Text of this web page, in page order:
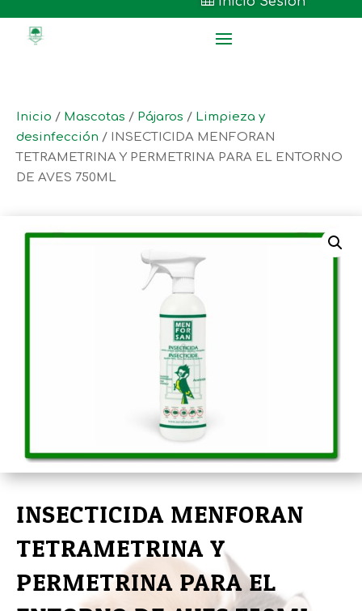
Inicio / Mascotas / Pájaros / Limpieza y
desinfección / INSECTICIDA MENFORAN
TETRAMETRINA Y PERMETRINA PARA EL ENTORNO
DE AVES 750ML
INSECTICIDA MENFORAN
TETRAMETRINA Y
PERMETRINA PARA EL